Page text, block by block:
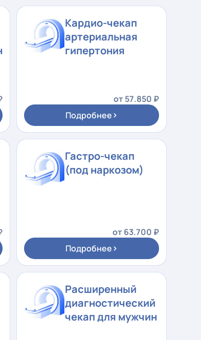
Кардио-чекап
артериальная
гипертония
от 57.850 ₽
Подробнее›
Гастро-чекап
(под наркозом)
от 63.700 ₽
Подробнее›
Расширенный
диагностический
чекап для мужчин